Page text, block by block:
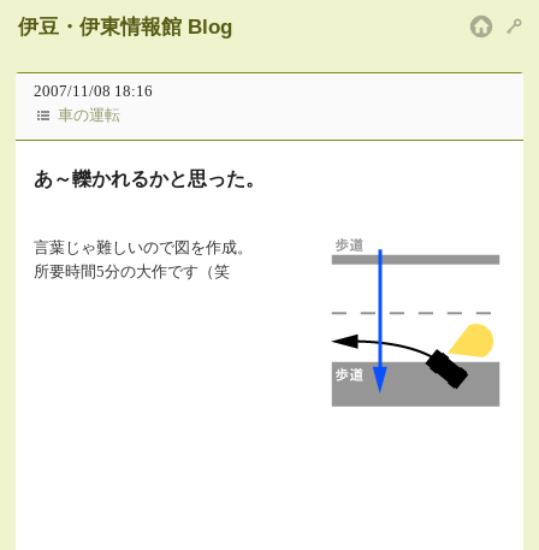
伊豆・伊東情報館 Blog
2007/11/08 18:16
車の運転
あ～轢かれるかと思った。
言葉じゃ難しいので図を作成。
所要時間5分の大作です（笑